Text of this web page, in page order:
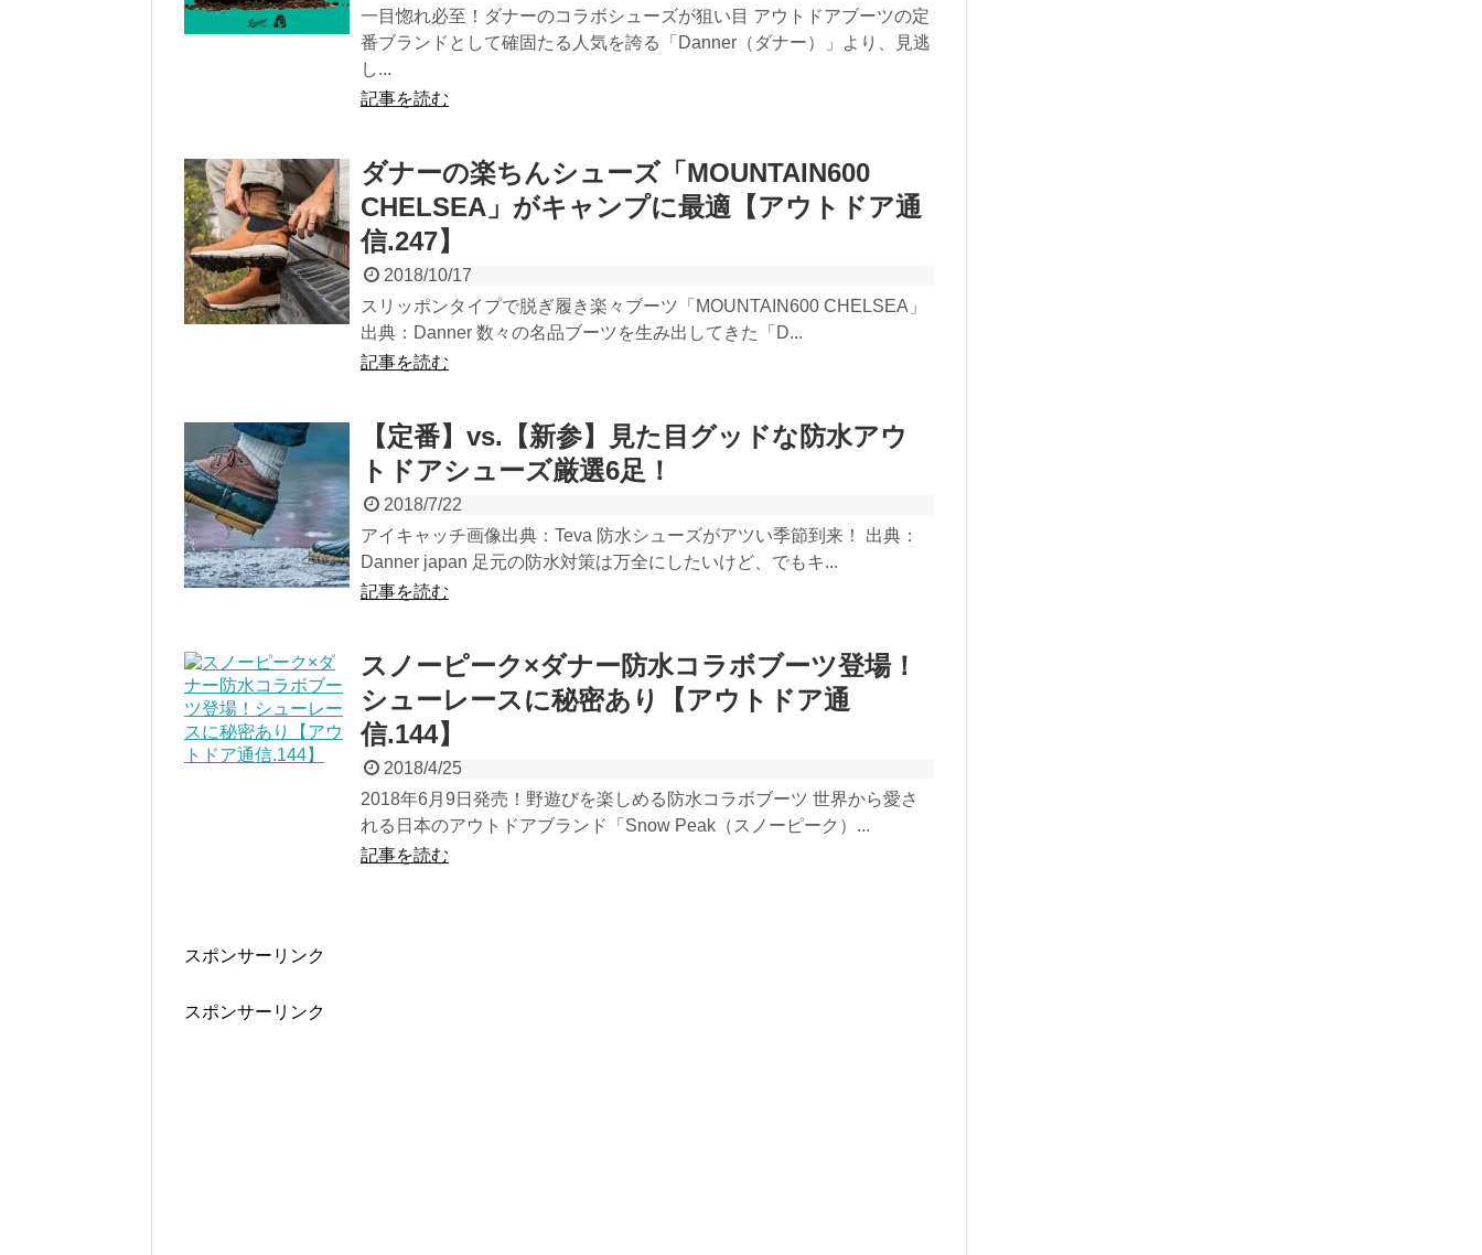
一目惚れ必至！ダナーのコラボシューズが狙い目 アウトドアブーツの定
番ブランドとして確固たる人気を誇る「Danner（ダナー）」より、見逃
し...
記事を読む
ダナーの楽ちんシューズ「MOUNTAIN600
CHELSEA」がキャンプに最適【アウトドア通
信.247】
2018/10/17
スリッポンタイプで脱ぎ履き楽々ブーツ「MOUNTAIN600 CHELSEA」
出典：Danner 数々の名品ブーツを生み出してきた「D...
記事を読む
【定番】vs.【新参】見た目グッドな防水アウ
トドアシューズ厳選6足！
2018/7/22
アイキャッチ画像出典：Teva 防水シューズがアツい季節到来！ 出典：
Danner japan 足元の防水対策は万全にしたいけど、でもキ...
記事を読む
スノーピーク×ダナー防水コラボブーツ登場！
シューレースに秘密あり【アウトドア通
信.144】
2018/4/25
2018年6月9日発売！野遊びを楽しめる防水コラボブーツ 世界から愛さ
れる日本のアウトドアブランド「Snow Peak（スノーピーク）...
記事を読む
スポンサーリンク
スポンサーリンク